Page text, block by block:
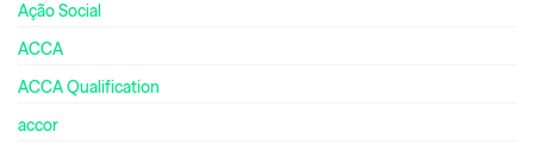
Ação Social
ACCA
ACCA Qualification
accor